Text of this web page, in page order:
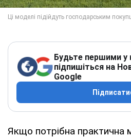
Будьте першими у
підпишіться на
Google
Якщо потрібна практична